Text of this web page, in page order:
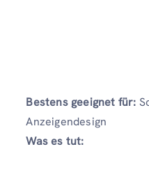
Bestens geeignet für:
Anzeigendesign
Was es tut: